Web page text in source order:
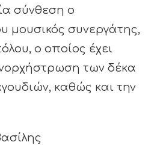
σύνθεση ο
μουσικός συνεργάτης,
ο οποίος έχει
των δέκα
καθώς και την